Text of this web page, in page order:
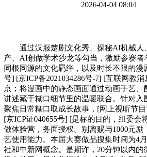
2026-04-04 08:04
通过汉服楚剧文化秀、探秘AI机械人
产、AI创做学术沙龙等勾当，激励参赛
同根同源的文化羁绊，以及时长不限的漫
号] [京ICP备2021034286号-7] [互联网教消
京；将漫画中的静态画面通过动画手艺、
讲述藏于糊口细节里的温暖联合。针对入
聚焦日常糊口取成长故事，[网上视听节目
[京ICP证040655号] [是标的目的，组委会
做体验营，务面授权。别离赐与1000元
艺使用能力。本届大赛做品搜集时间为4
社和中新网概念。是期许，20分钟以内的